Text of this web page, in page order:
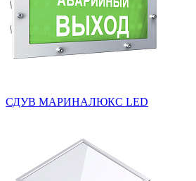
СДУВ МАРИНАЛЮКС LED